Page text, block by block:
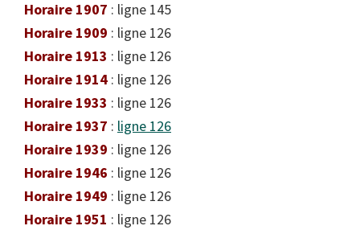
Horaire 1907 : ligne 145
Horaire 1909 : ligne 126
Horaire 1913 : ligne 126
Horaire 1914 : ligne 126
Horaire 1933 : ligne 126
Horaire 1937 : ligne 126
Horaire 1939 : ligne 126
Horaire 1946 : ligne 126
Horaire 1949 : ligne 126
Horaire 1951 : ligne 126